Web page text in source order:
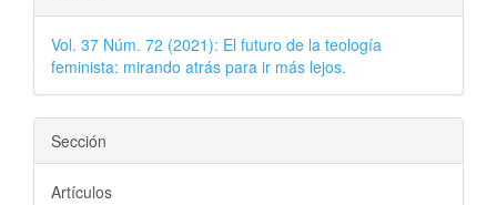
Vol. 37 Núm. 72 (2021): El futuro de la teología
feminista: mirando atrás para ir más lejos.
Sección
Artículos